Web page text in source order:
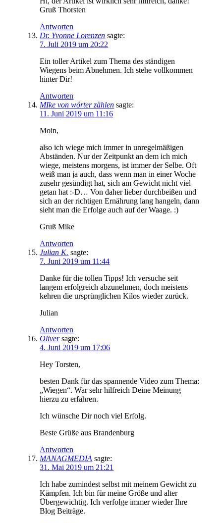
Gruß Thorsten
Antworten
Dr. Yvonne Lorenzen sagte:
7. Juli 2019 um 20:22
Ein toller Artikel zum Thema des ständigen
Wiegens beim Abnehmen. Ich stehe vollkommen
hinter Dir!
Antworten
MIke von wörter zählen sagte:
11. Juni 2019 um 11:16
Moin,
also ich wiege mich immer in unregelmäßigen
Abständen. Nur der Zeitpunkt an dem ich mich
wiege, meistens morgens, ist immer der Selbe. Oft
weiß man ja auch, dass wenn man in einer Woche
zusehr gesündigt hat, sich am Gewicht nicht viel
getan hat :-D… Von daher lieber durchbeißen und
sich an der richtigen Ernährung lang hangeln, dann
sieht man die Erfolge auch auf der Waage. :)
Gruß Mike
Antworten
Julian K. sagte:
7. Juni 2019 um 11:44
Danke für die tollen Tipps! Ich versuche seit
langem erfolgreich abzunehmen, doch meistens
kehren die ursprünglichen Kilos wieder zurück.
Julian
Antworten
Oliver sagte:
4. Juni 2019 um 17:06
Hey Torsten,
besten Dank für das spannende Video zum Thema:
„Wiegen“. War sehr hilfreich Deine Meinung
hierzu zu erfahren.
Ich wünsche Dir noch viel Erfolg.
Beste Grüße aus Brandenburg
Antworten
MANAGMEDIA sagte:
31. Mai 2019 um 21:21
Ich habe zumindest selbst mit meinem Gewicht zu
Kämpfen. Ich bin für meine Größe und alter
Übergewichtig. Ich verfolge immer wieder Ihre
Blog Beiträge.